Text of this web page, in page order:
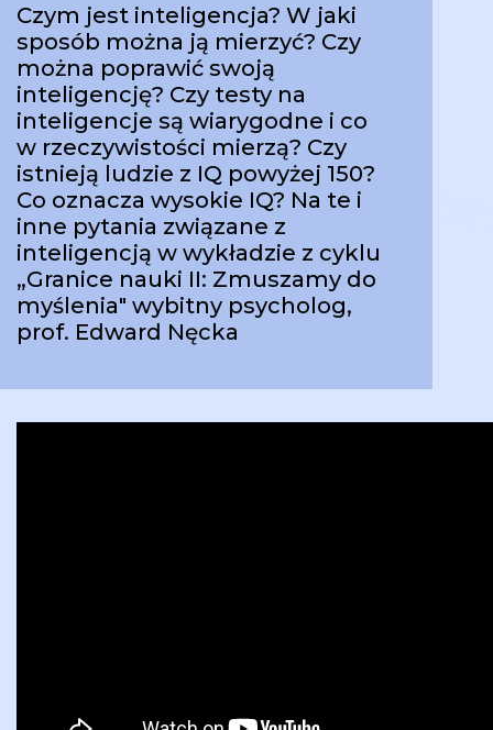
Czym jest inteligencja? W jaki
sposób można ją mierzyć? Czy
można poprawić swoją
inteligencję? Czy testy na
inteligencje są wiarygodne i co
w rzeczywistości mierzą? Czy
istnieją ludzie z IQ powyżej 150?
Co oznacza wysokie IQ? Na te i
inne pytania związane z
inteligencją w wykładzie z cyklu
„Granice nauki II: Zmuszamy do
myślenia" wybitny psycholog,
prof. Edward Nęcka